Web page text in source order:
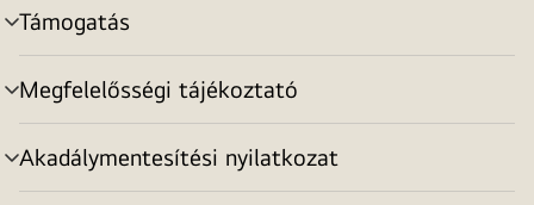
Támogatás
menu
toggle
Megfelelősségi tájékoztató
menu
toggle
Akadálymentesítési nyilatkozat
menu
toggle